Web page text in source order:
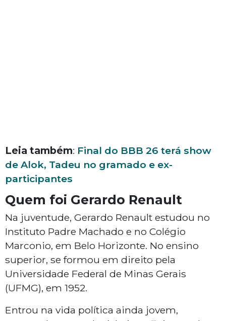
Leia também: Final do BBB 26 terá show
de Alok, Tadeu no gramado e ex-
participantes
Quem foi Gerardo Renault
Na juventude, Gerardo Renault estudou no
Instituto Padre Machado e no Colégio
Marconio, em Belo Horizonte. No ensino
superior, se formou em direito pela
Universidade Federal de Minas Gerais
(UFMG), em 1952.
Entrou na vida política ainda jovem,